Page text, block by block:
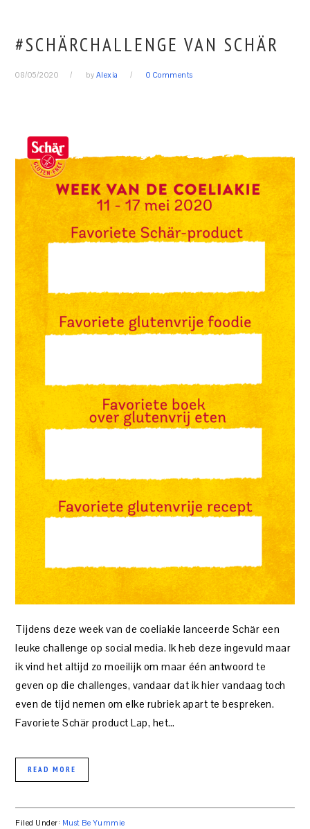
#SCHÄRCHALLENGE VAN SCHÄR
08/05/2020 by Alexia 0 Comments
Tijdens deze week van de coeliakie lanceerde Schär een
leuke challenge op social media. Ik heb deze ingevuld maar
ik vind het altijd zo moeilijk om maar één antwoord te
geven op die challenges, vandaar dat ik hier vandaag toch
even de tijd nemen om elke rubriek apart te bespreken.
Favoriete Schär product Lap, het…
READ MORE
Filed Under: Must Be Yummie